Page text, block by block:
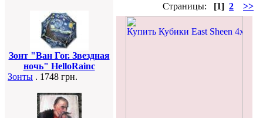
Зонт "Ван Гог. Звездная
ночь" HelloRainc
Зонты . 1748 грн.
Страницы:
[1] 2 >>